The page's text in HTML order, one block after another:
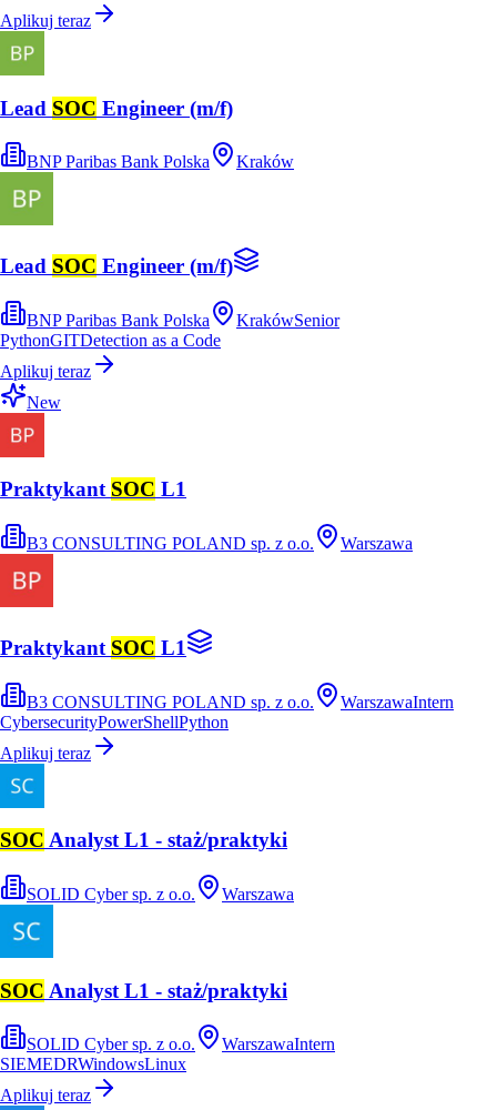
Aplikuj teraz
Lead SOC Engineer (m/f)
BNP Paribas Bank Polska Kraków
Lead SOC Engineer (m/f)
BNP Paribas Bank Polska KrakówSenior
PythonGITDetection as a Code
Aplikuj teraz
New
Praktykant SOC L1
B3 CONSULTING POLAND sp. z o.o. Warszawa
Praktykant SOC L1
B3 CONSULTING POLAND sp. z o.o. WarszawaIntern
CybersecurityPowerShellPython
Aplikuj teraz
SOC Analyst L1 - staż/praktyki
SOLID Cyber sp. z o.o. Warszawa
SOC Analyst L1 - staż/praktyki
SOLID Cyber sp. z o.o. WarszawaIntern
SIEMEDRWindowsLinux
Aplikuj teraz